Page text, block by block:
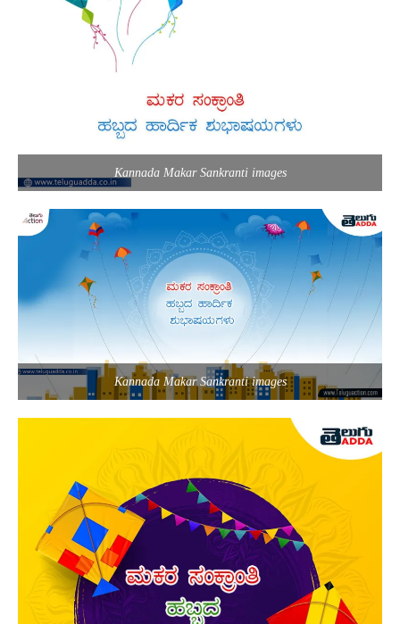
Kannada Makar Sankranti images
Kannada Makar Sankranti images